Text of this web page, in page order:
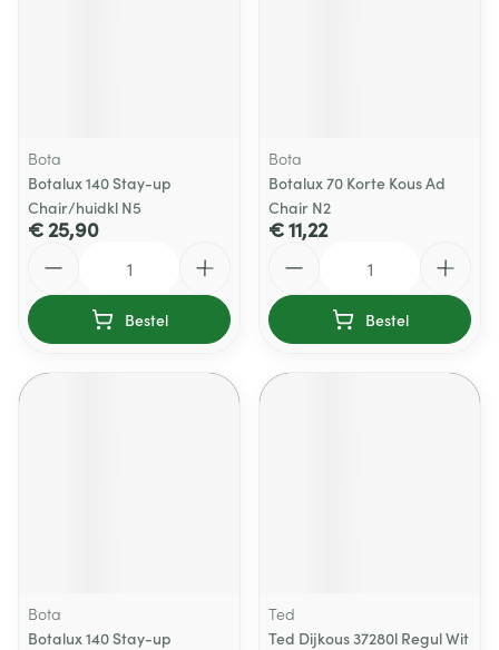
Bota
Botalux 140 Stay-up
Chair/huidkl N5
€ 25,90
Bestel
Bota
Botalux 70 Korte Kous Ad
Chair N2
€ 11,22
Bestel
Bota
Botalux 140 Stay-up
Ted
Ted Dijkous 37280l Regul Wit